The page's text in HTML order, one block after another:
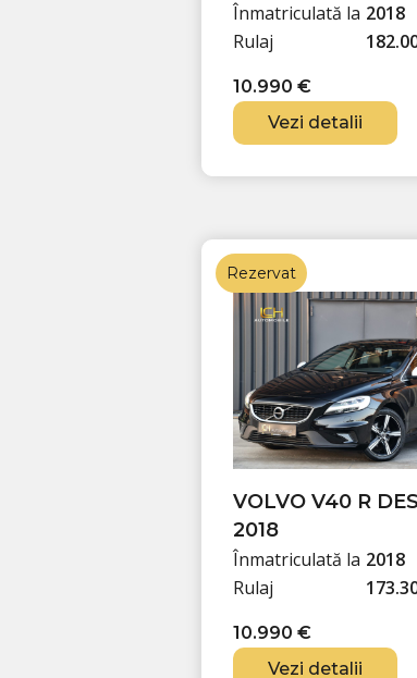
Înmatriculată la
Rulaj
2018
10.990 €
Vezi detalii
Rezervat
VOLVO V40 R
2018
Înmatriculată la
Rulaj
2018
10.990 €
Vezi detalii